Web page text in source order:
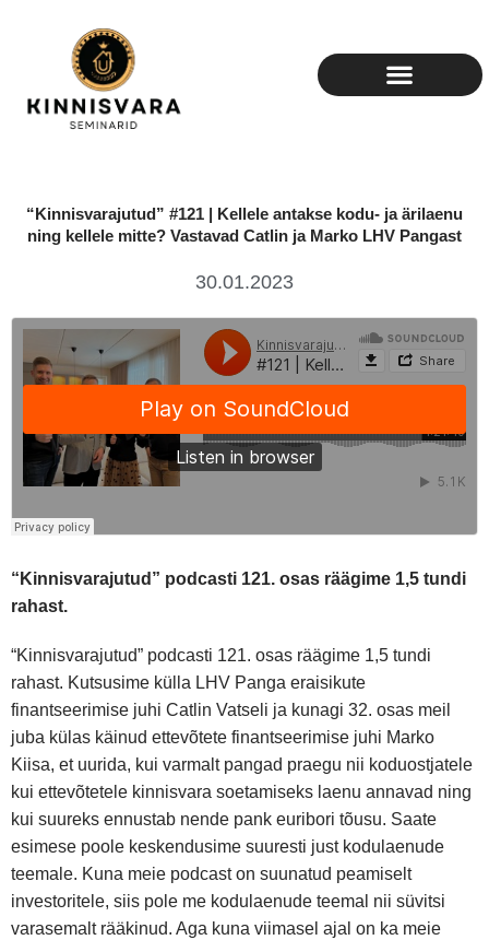
“Kinnisvarajutud” #121 | Kellele antakse kodu- ja ärilaenu
ning kellele mitte? Vastavad Catlin ja Marko LHV Pangast
30.01.2023
“Kinnisvarajutud” podcasti 121. osas räägime 1,5 tundi
rahast.
“Kinnisvarajutud” podcasti 121. osas räägime 1,5 tundi
rahast. Kutsusime külla LHV Panga eraisikute
finantseerimise juhi Catlin Vatseli ja kunagi 32. osas meil
juba külas käinud ettevõtete finantseerimise juhi Marko
Kiisa, et uurida, kui varmalt pangad praegu nii koduostjatele
kui ettevõtetele kinnisvara soetamiseks laenu annavad ning
kui suureks ennustab nende pank euribori tõusu. Saate
esimese poole keskendusime suuresti just kodulaenude
teemale. Kuna meie podcast on suunatud peamiselt
investoritele, siis pole me kodulaenude teemal nii süvitsi
varasemalt rääkinud. Aga kuna viimasel ajal on ka meie